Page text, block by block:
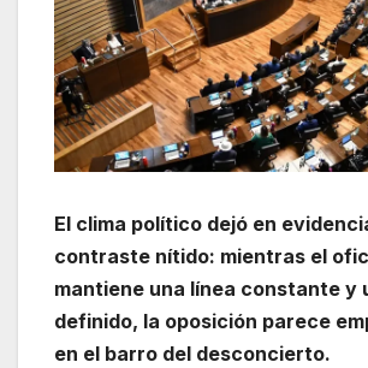
El clima político dejó en
contraste nítido: mientras el
mantiene una línea constante y
definido, la oposición parece
en el barro del desconcierto.